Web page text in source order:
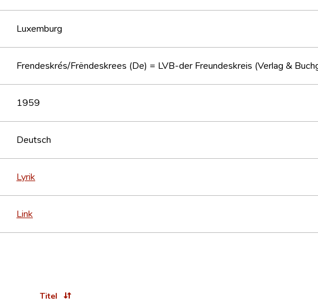
Luxemburg
Frendeskrés/Frëndeskrees (De) = LVB-der Freundeskreis (Verlag &
1959
Deutsch
Lyrik
Link
Titel